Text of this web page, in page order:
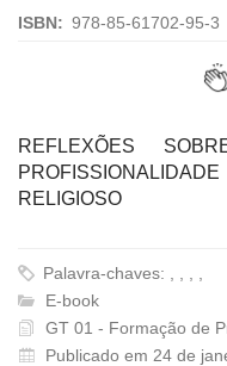
ISBN: 978-85-61702-95-3
REFLEXÕES
RELIGIOSO
Palavra-chaves: , , , ,
E-book
GT 01 - Formação de
Publicado em 24 de